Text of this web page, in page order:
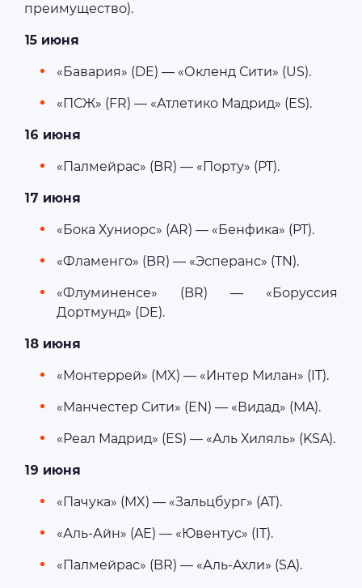
преимущество).
15 июня
«Бавария» (DE) — «Окленд Сити» (US).
«ПСЖ» (FR) — «Атлетико Мадрид» (ES).
16 июня
«Палмейрас» (BR) — «Порту» (PT).
17 июня
«Бока Хуниорс» (AR) — «Бенфика» (PT).
«Фламенго» (BR) — «Эсперанс» (TN).
«Флуминенсе» (BR) — «Боруссия
Дортмунд» (DE).
18 июня
«Монтеррей» (MX) — «Интер Милан» (IT).
«Манчестер Сити» (EN) — «Видад» (MA).
«Реал Мадрид» (ES) — «Аль Хиляль» (KSA).
19 июня
«Пачука» (MX) — «Зальцбург» (AT).
«Аль-Айн» (AE) — «Ювентус» (IT).
«Палмейрас» (BR) — «Аль-Ахли» (SA).